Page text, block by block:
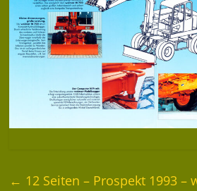
← 12 Seiten – Prospekt 1993 –